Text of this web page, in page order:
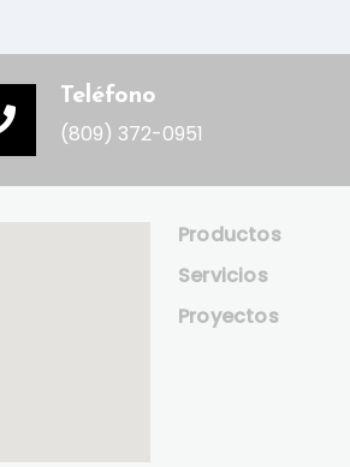
Teléfono
(809) 372-0951
Productos
Servicios
Proyectos